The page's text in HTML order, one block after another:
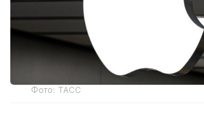
Фото: ТАСС